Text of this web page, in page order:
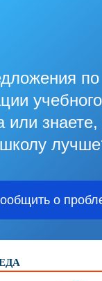
по
учебного
или знаете,
о